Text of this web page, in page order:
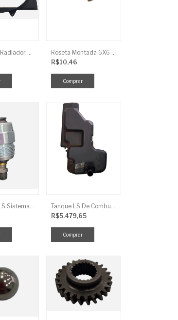
Defleto Do Radiador LS TRG170
Roseta Montada 6X6 Soja Universal
R$10,46
Solenoide LS Sistema De Combustivel Q1250156
Tanque LS De Combustivel TRG040
R$5.479,65